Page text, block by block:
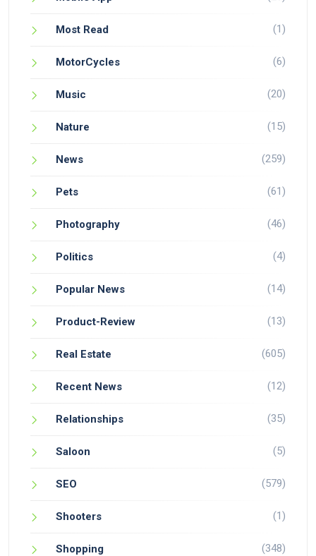
Most Read (1)
MotorCycles (6)
Music (20)
Nature (15)
News (259)
Pets (61)
Photography (46)
Politics (4)
Popular News (14)
Product-Review (13)
Real Estate (605)
Recent News (12)
Relationships (35)
Saloon (5)
SEO (579)
Shooters (1)
Shopping (348)